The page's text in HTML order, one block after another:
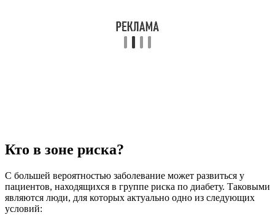
Кто в зоне риска?
С большей вероятностью заболевание может развиться у
пациентов, находящихся в группе риска по диабету. Таковыми
являются люди, для которых актуально одно из следующих
условий: